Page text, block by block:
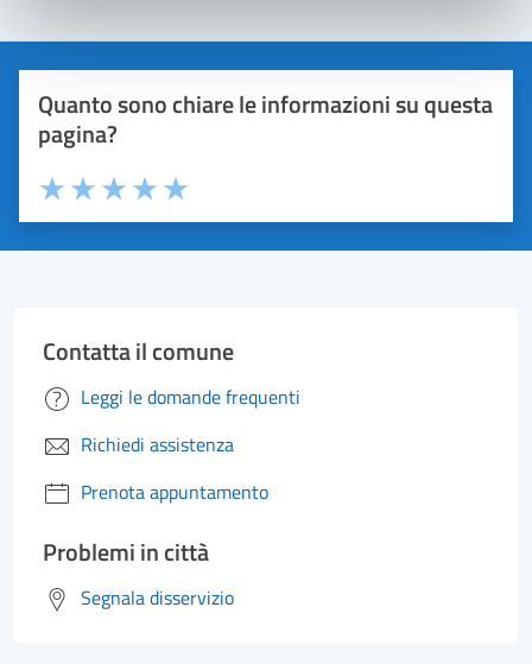
Quanto sono chiare le informazioni su questa
pagina?
Valuta 5 stelle su 5
Valuta 4 stelle su 5
Valuta 3 stelle su 5
Valuta 2 stelle su 5
Valuta 1 stelle su 5
Contatta il comune
Leggi le domande frequenti
Richiedi assistenza
Prenota appuntamento
Problemi in città
Segnala disservizio